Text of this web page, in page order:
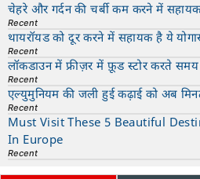
चेहरे और गर्दन की चर्बी कम करने में
Recent
थायरॉयड को दूर करने में सहायक है ये
Recent
लॉकडाउन में फ्रीज़र में फ़ूड स्टोर करते समय
Recent
एल्युमुनियम की जली हुई कढ़ाई को अब
Recent
Must Visit These 5 Beautiful
In Europe
Recent